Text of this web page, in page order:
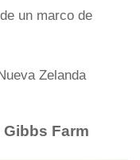
un marco de
Zelanda
Gibbs Farm